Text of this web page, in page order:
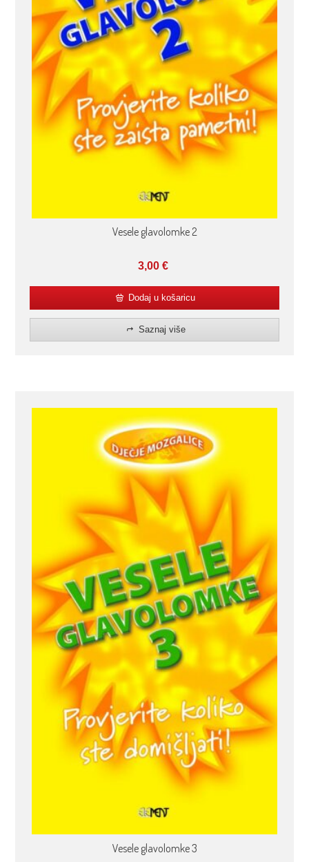
Vesele glavolomke 2
3,00€
Dodaj u košaricu
Saznaj više
Vesele glavolomke 3